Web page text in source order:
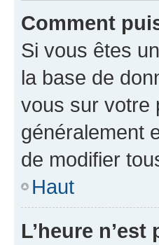
Comment
Si vous êtes
la base de
vous sur votre
généralement
de modifier
Haut
L’heure